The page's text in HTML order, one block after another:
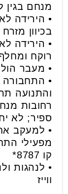
מנחם בגין
• הירידה
בכיוון
• הירידה
רוקח
• מעבר
• התחבורה
והתנועה
רחובות
ספיר; לא
• למעקב
מפעילי
קו 8787*
• לנהגות
ווייז